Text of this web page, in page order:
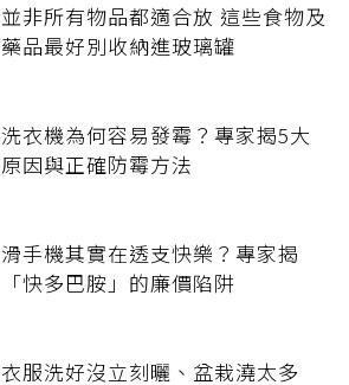
並非所有物品都適合放 這些食物及
藥品最好別收納進玻璃罐
洗衣機為何容易發霉？專家揭5大
原因與正確防霉方法
滑手機其實在透支快樂？專家揭
「快多巴胺」的廉價陷阱
衣服洗好沒立刻曬、盆栽澆太多